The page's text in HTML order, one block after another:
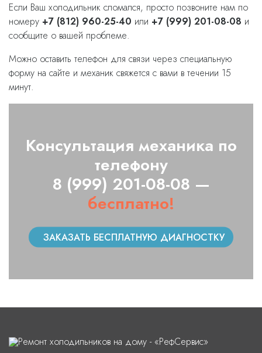
Если Ваш холодильник сломался, просто позвоните нам по
номеру +7 (812) 960-25-40 или +7 (999) 201-08-08 и
сообщите о вашей проблеме.
Можно оставить телефон для связи через специальную
форму на сайте и механик свяжется с вами в течении 15
минут.
Консультация механика по
телефону
8 (999) 201-08-08 —
бесплатно!
ЗАКАЗАТЬ БЕСПЛАТНУЮ ДИАГНОСТКУ